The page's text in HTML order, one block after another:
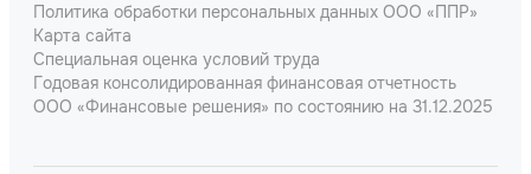
Политика обработки персональных данных ООО «ППР»
Карта сайта
Специальная оценка условий труда
Годовая консолидированная финансовая отчетность
ООО «Финансовые решения» по состоянию на 31.12.2025